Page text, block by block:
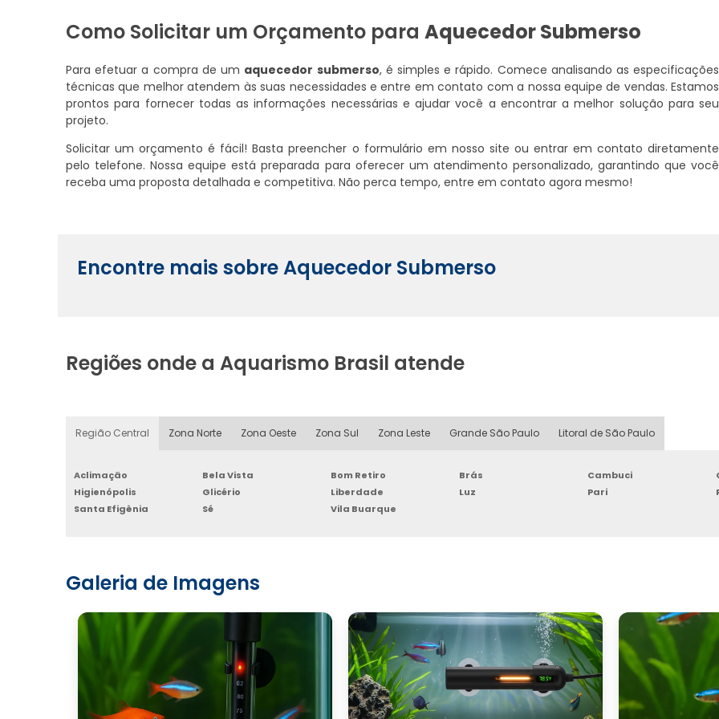
Como Solicitar um Orçamento para Aquecedor Submerso
Para efetuar a compra de um aquecedor submerso, é simples e rápido. Comece analisando as especificações
técnicas que melhor atendem às suas necessidades e entre em contato com a nossa equipe de vendas. Estamos
prontos para fornecer todas as informações necessárias e ajudar você a encontrar a melhor solução para seu
projeto.
Solicitar um orçamento é fácil! Basta preencher o formulário em nosso site ou entrar em contato diretamente
pelo telefone. Nossa equipe está preparada para oferecer um atendimento personalizado, garantindo que você
receba uma proposta detalhada e competitiva. Não perca tempo, entre em contato agora mesmo!
Encontre mais sobre Aquecedor Submerso
Regiões onde a Aquarismo Brasil atende
Região Central Zona Norte Zona Oeste Zona Sul Zona Leste Grande São Paulo Litoral de São Paulo
Aclimação Bela Vista Bom Retiro Brás Cambuci
Higienópolis
Glicério Liberdade Luz Pari
Santa Efigênia
Sé Vila Buarque
Galeria de Imagens